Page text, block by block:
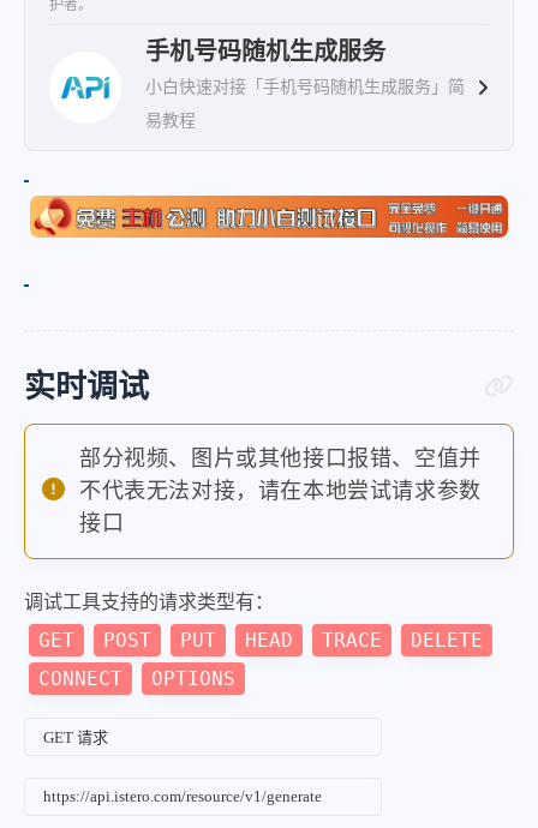
护者。
手机号码随机生成服务
小白快速对接「手机号码随机生成服务」简
易教程
实时调试
部分视频、图片或其他接口报错、空值并
不代表无法对接，请在本地尝试请求参数
接口
调试工具支持的请求类型有：
GET POST PUT HEAD TRACE
DELETE
CONNECT
OPTIONS